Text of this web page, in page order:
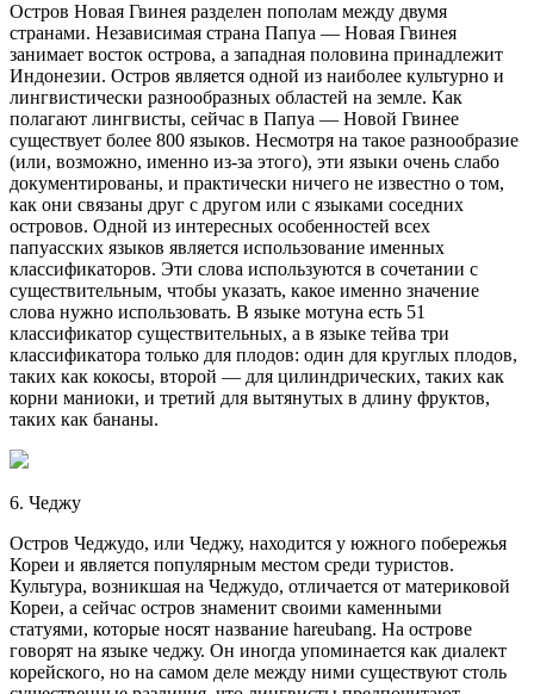
Остров Новая Гвинея разделен пополам между двумя
странами. Независимая страна Папуа — Новая Гвинея
занимает восток острова, а западная половина принадлежит
Индонезии. Остров является одной из наиболее культурно и
лингвистически разнообразных областей на земле. Как
полагают лингвисты, сейчас в Папуа — Новой Гвинее
существует более 800 языков. Несмотря на такое разнообразие
(или, возможно, именно из-за этого), эти языки очень слабо
документированы, и практически ничего не известно о том,
как они связаны друг с другом или с языками соседних
островов. Одной из интересных особенностей всех
папуасских языков является использование именных
классификаторов. Эти слова используются в сочетании с
существительным, чтобы указать, какое именно значение
слова нужно использовать. В языке мотуна есть 51
классификатор существительных, а в языке тейва три
классификатора только для плодов: один для круглых плодов,
таких как кокосы, второй — для цилиндрических, таких как
корни маниоки, и третий для вытянутых в длину фруктов,
таких как бананы.
6. Чеджу
Остров Чеджудо, или Чеджу, находится у южного побережья
Кореи и является популярным местом среди туристов.
Культура, возникшая на Чеджудо, отличается от материковой
Кореи, а сейчас остров знаменит своими каменными
статуями, которые носят название hareubang. На острове
говорят на языке чеджу. Он иногда упоминается как диалект
корейского, но на самом деле между ними существуют столь